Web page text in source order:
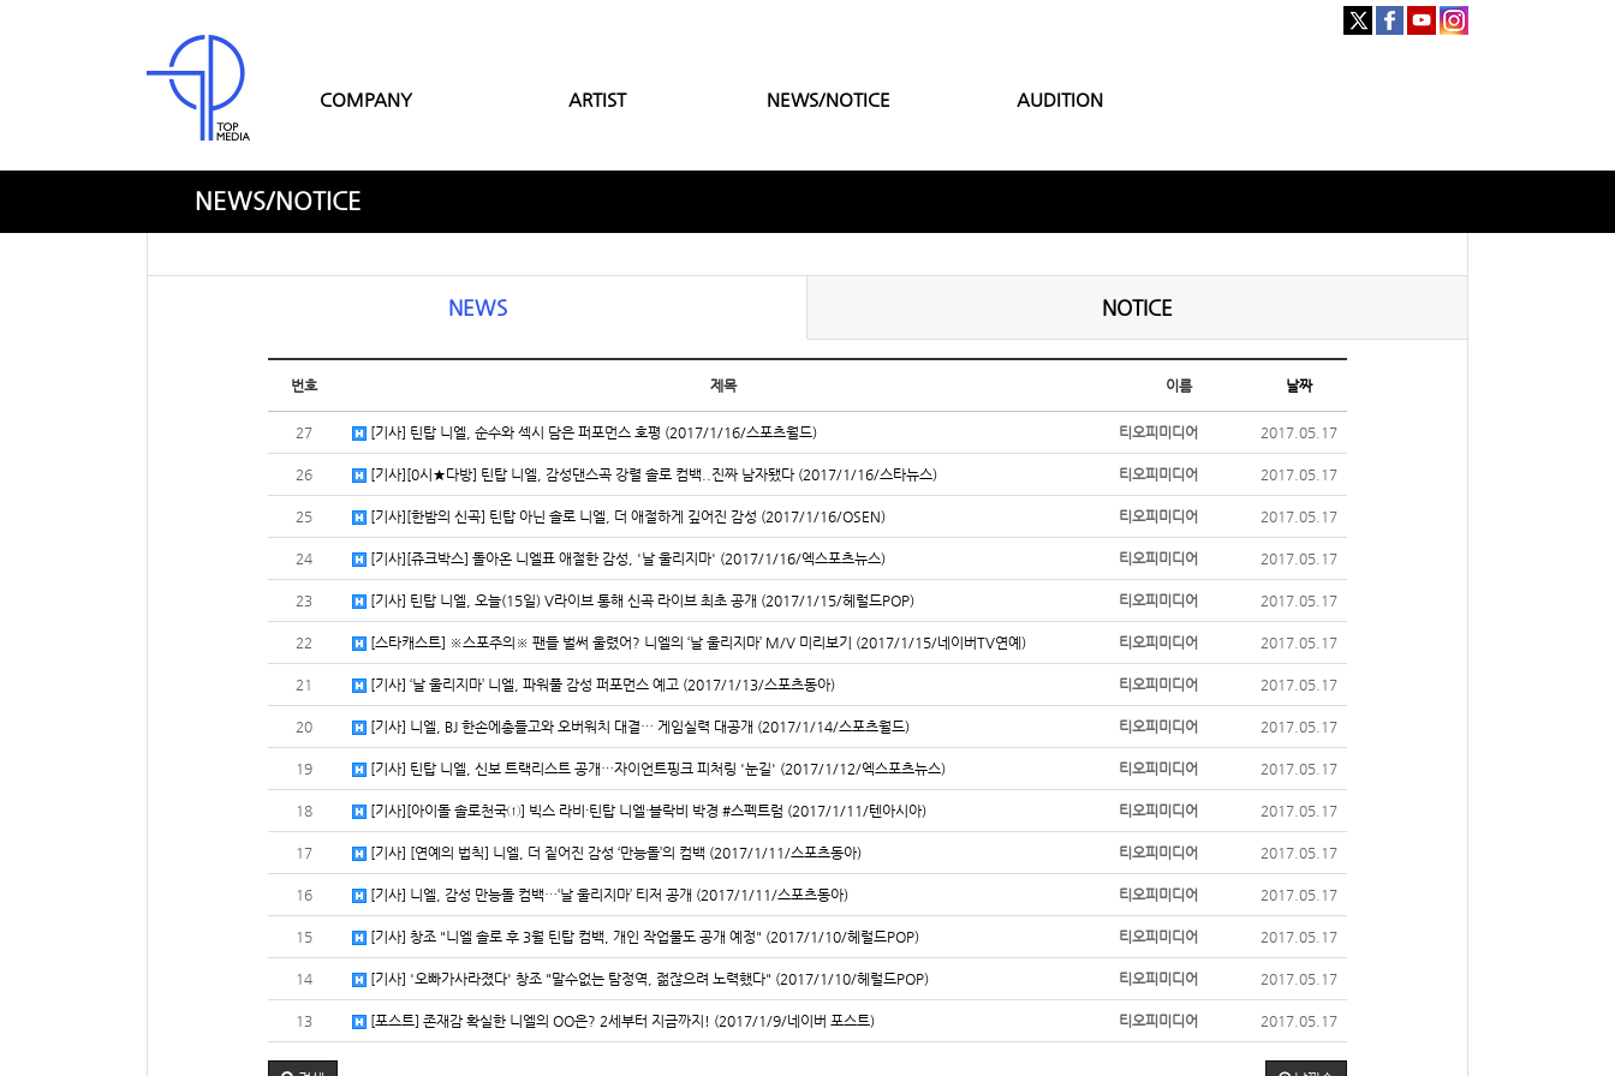
COMPANY ARTIST NEWS/NOTICE AUDITION
NEWS/NOTICE
NEWS NOTICE
번호 제목 이름 날짜
27 [기사] 틴탑 니엘, 순수와 섹시 담은 퍼포먼스 호평 (2017/1/16/스포츠월드) 티오피미디어 2017.05.17
26 [기사][0시★다방] 틴탑 니엘, 감성댄스곡 강렬 솔로 컴백..진짜 남자됐다 (2017/1/16/스타뉴스) 티오피미디어 2017.05.17
25 [기사][한밤의 신곡] 틴탑 아닌 솔로 니엘, 더 애절하게 깊어진 감성 (2017/1/16/OSEN) 티오피미디어 2017.05.17
24 [기사][쥬크박스] 돌아온 니엘표 애절한 감성, '날 울리지마' (2017/1/16/엑스포츠뉴스) 티오피미디어 2017.05.17
23 [기사] 틴탑 니엘, 오늘(15일) V라이브 통해 신곡 라이브 최초 공개 (2017/1/15/헤럴드POP) 티오피미디어 2017.05.17
22 [스타캐스트] ※스포주의※ 팬들 벌써 울렸어? 니엘의 ‘날 울리지마’ M/V 미리보기 (2017/1/15/네이버TV연예) 티오피미디어 2017.05.17
21 [기사] ‘날 울리지마’ 니엘, 파워풀 감성 퍼포먼스 예고 (2017/1/13/스포츠동아) 티오피미디어 2017.05.17
20 [기사] 니엘, BJ 한손에총들고와 오버워치 대결… 게임실력 대공개 (2017/1/14/스포츠월드) 티오피미디어 2017.05.17
19 [기사] 틴탑 니엘, 신보 트랙리스트 공개…자이언트핑크 피처링 '눈길' (2017/1/12/엑스포츠뉴스) 티오피미디어 2017.05.17
18 [기사][아이돌 솔로천국①] 빅스 라비·틴탑 니엘·블락비 박경 #스펙트럼 (2017/1/11/텐아시아) 티오피미디어 2017.05.17
17 [기사] [연예의 법칙] 니엘, 더 짙어진 감성 ‘만능돌’의 컴백 (2017/1/11/스포츠동아) 티오피미디어 2017.05.17
16 [기사] 니엘, 감성 만능돌 컴백…‘날 울리지마’ 티저 공개 (2017/1/11/스포츠동아) 티오피미디어 2017.05.17
15 [기사] 창조 "니엘 솔로 후 3월 틴탑 컴백, 개인 작업물도 공개 예정" (2017/1/10/헤럴드POP) 티오피미디어 2017.05.17
14 [기사] '오빠가사라졌다' 창조 "말수없는 탐정역, 젊잖으려 노력했다" (2017/1/10/헤럴드POP) 티오피미디어 2017.05.17
13 [포스트] 존재감 확실한 니엘의 OO은? 2세부터 지금까지! (2017/1/9/네이버 포스트) 티오피미디어 2017.05.17